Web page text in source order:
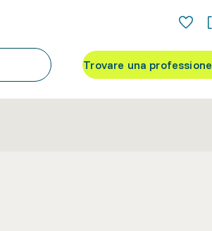
Trovare una professione